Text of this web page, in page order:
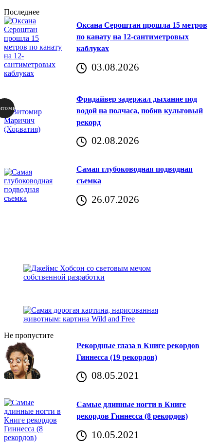
Последнее
Оксана Сероштан прошла 15 метров
по канату на 12-сантиметровых
каблуках
03.08.2026
Фридайвер задержал дыхание под
водой на полчаса, побив культовый
рекорд
02.08.2026
Самая глубоководная подводная
съемка
26.07.2026
Не пропустите
Рекордные глаза в Книге рекордов
Гиннесса (19 рекордов)
08.05.2021
Самые длинные ногти в Книге
рекордов Гиннесса (8 рекордов)
10.05.2021